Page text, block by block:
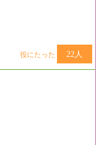
役にたった 22人